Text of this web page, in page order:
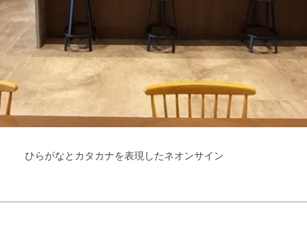
ひらがなとカタカナを表現したネオンサイン